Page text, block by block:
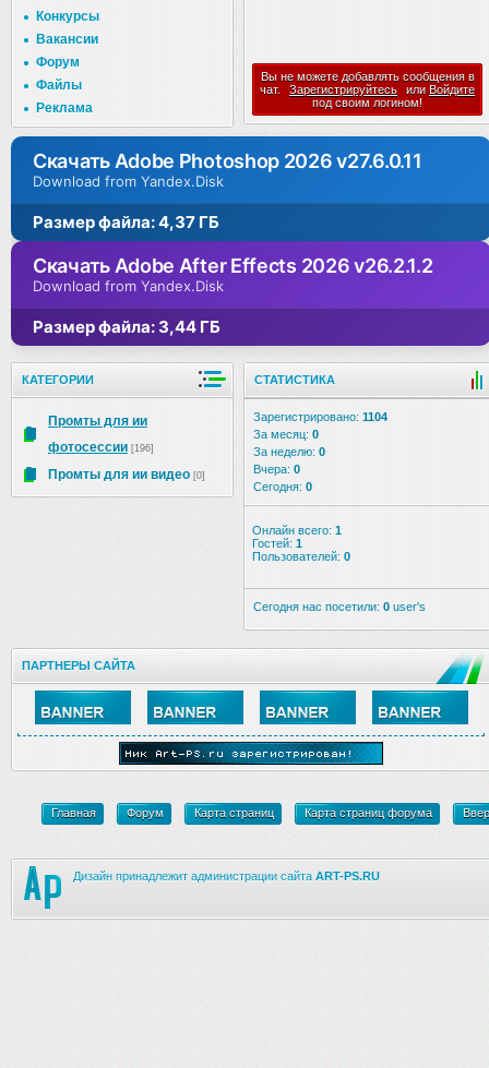
Конкурсы
Вакансии
Форум
Файлы
Реклама
Вы не можете добавлять сообщения в
чат.
Зарегистрируйтесь или Войдите
под своим логином!
Скачать Adobe Photoshop 2026 v27.6.0.11
Download from Yandex.Disk
Размер файла: 4,37 ГБ
Скачать Adobe After Effects 2026 v26.2.1.2
Download from Yandex.Disk
Размер файла: 3,44 ГБ
КАТЕГОРИИ
Промты для ии
фотосессии [196]
Промты для ии видео [0]
СТАТИСТИКА
Зарегистрировано: 1104
За месяц: 0
За неделю: 0
Вчера: 0
Сегодня: 0
Онлайн всего: 1
Гостей: 1
Пользователей: 0
Сегодня нас посетили: 0 user's
ПАРТНЕРЫ САЙТА
Главная Форум Карта страниц Карта страниц форума
Дизайн принадлежит администрации сайта ART-PS.RU